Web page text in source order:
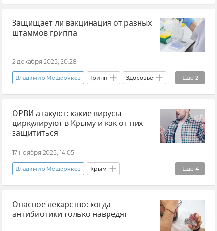
Эксклюзивы РИА Новости Крым Крым
Общество Грипп Вакцина
Здравоохранение в Крыму и Севастополе
Здоровье Совет эксперта
Защищает ли вакцинация от разных
штаммов гриппа
2 декабря 2025, 20:28
Еще 2
Владимир Мещеряков Грипп Здоровье
Здравоохранение в России Вакцинация
ОРВИ атакуют: какие вирусы
циркулируют в Крыму и как от них
защититься
17 ноября 2025, 14:05
Еще 4
Владимир Мещеряков Крым
Новости Крыма ОРВИ Грипп
Здравоохранение в Крыму и Севастополе
Опасное лекарство: когда
антибиотики только навредят